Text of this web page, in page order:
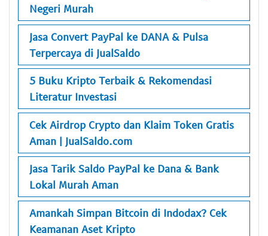
Negeri Murah
Jasa Convert PayPal ke DANA & Pulsa
Terpercaya di JualSaldo
5 Buku Kripto Terbaik & Rekomendasi
Literatur Investasi
Cek Airdrop Crypto dan Klaim Token Gratis
Aman | JualSaldo.com
Jasa Tarik Saldo PayPal ke Dana & Bank
Lokal Murah Aman
Amankah Simpan Bitcoin di Indodax? Cek
Keamanan Aset Kripto